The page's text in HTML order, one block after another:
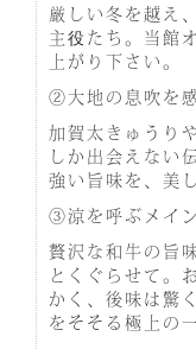
厳しい冬を越え
主役たち。当館
上がり下さい。
②大地の息吹を
加賀太きゅうり
しか出会えない
強い旨味を、美
③涼を呼ぶメイ
贅沢な和牛の旨
とくぐらせて。
かく、後味は驚
をそそる極上の